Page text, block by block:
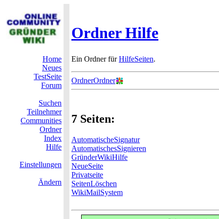
Ordner Hilfe
Home
Neues
TestSeite
Forum
Suchen
Teilnehmer
Communities
Ordner
Index
Hilfe
Einstellungen
Ändern
Ein Ordner fürHilfeSeiten.
OrdnerOrdner
7 Seiten:
AutomatischeSignatur
AutomatischesSignieren
GründerWikiHilfe
NeueSeite
Privatseite
SeitenLöschen
WikiMailSystem